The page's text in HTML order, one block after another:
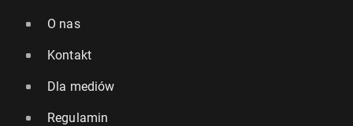
O nas
Kontakt
Dla mediów
Regulamin